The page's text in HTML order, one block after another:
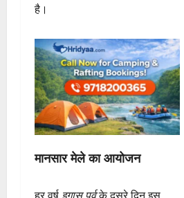
है।
मानसार मेले का आयोजन